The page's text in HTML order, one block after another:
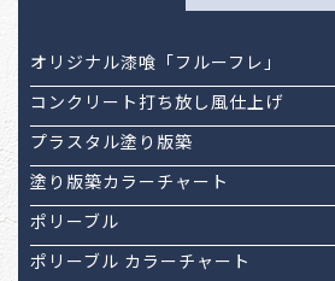
オリジナル漆喰「フルーフレ」
コンクリート打ち放し風仕上げ
プラスタル塗り版築
塗り版築カラーチャート
ポリーブル
ポリーブル カラーチャート